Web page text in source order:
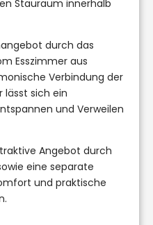
Stauraum innerhalb
durch das
Esszimmer aus
Verbindung der
lässt sich ein
und Verweilen
Angebot durch
eine separate
und praktische